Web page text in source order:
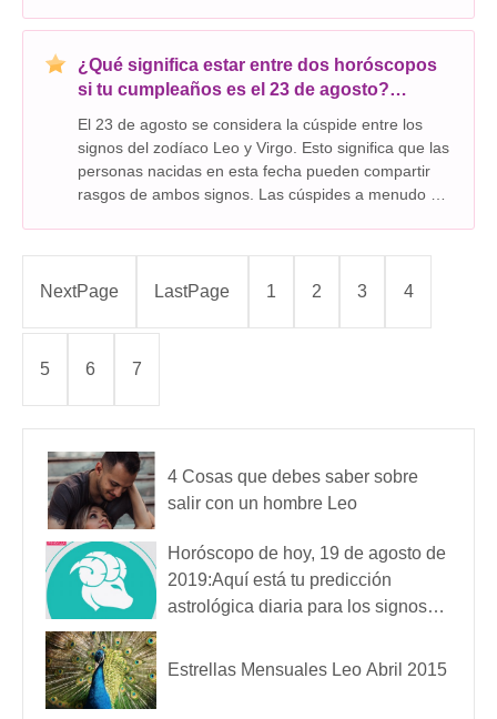
constelaciones del zodíaco y es la quinta constela
¿Qué significa estar entre dos horóscopos
si tu cumpleaños es el 23 de agosto?
Virgo pero ¿cómo se sabe cuál debe
escuchar?
El 23 de agosto se considera la cúspide entre los
signos del zodíaco Leo y Virgo. Esto significa que las
personas nacidas en esta fecha pueden compartir
rasgos de ambos signos. Las cúspides a menudo se
NextPage LastPage 1 2 3 4
5 6 7
4 Cosas que debes saber sobre
salir con un hombre Leo
Horóscopo de hoy, 19 de agosto de
2019:Aquí está tu predicción
astrológica diaria para los signos
Estrellas Mensuales Leo Abril 2015